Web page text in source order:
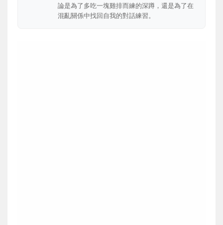
論是為了多吃一塊雞排而練的深蹲，還是為了在
混亂關係中找回自我的對話練習。